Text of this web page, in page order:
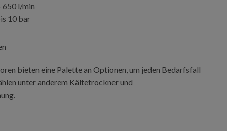
650 l/min
10 bar
bieten eine Palette an Optionen, um jeden Bedarfsfall
unter anderem Kältetrockner und